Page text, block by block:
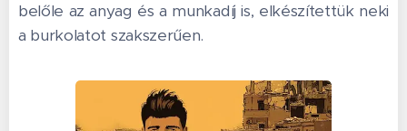
belőle az anyag és a munkadíj is, elkészítettük neki
a burkolatot szakszerűen.